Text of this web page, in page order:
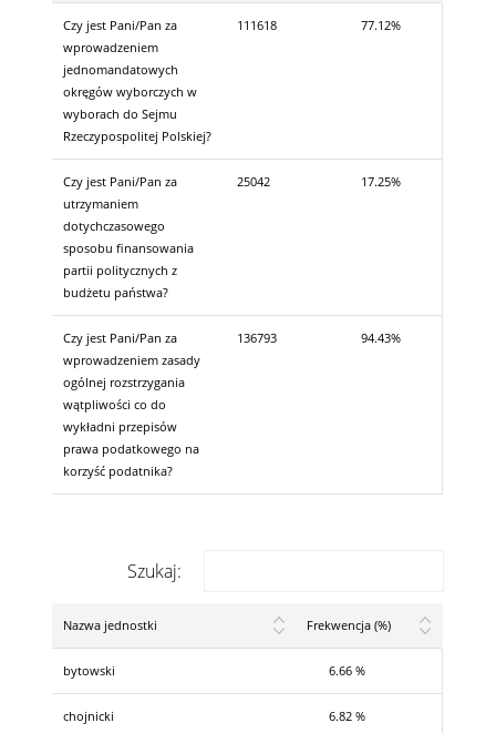
Czy jest Pani/Pan za
wprowadzeniem
jednomandatowych
okręgów wyborczych w
wyborach do Sejmu
Rzeczypospolitej Polskiej?
111618 77.12%
Czy jest Pani/Pan za
utrzymaniem
dotychczasowego
sposobu finansowania
partii politycznych z
budżetu państwa?
25042 17.25%
Czy jest Pani/Pan za
wprowadzeniem zasady
ogólnej rozstrzygania
wątpliwości co do
wykładni przepisów
prawa podatkowego na
korzyść podatnika?
136793 94.43%
Szukaj:
Nazwa jednostki Frekwencja (%)
bytowski 6.66 %
chojnicki 6.82 %